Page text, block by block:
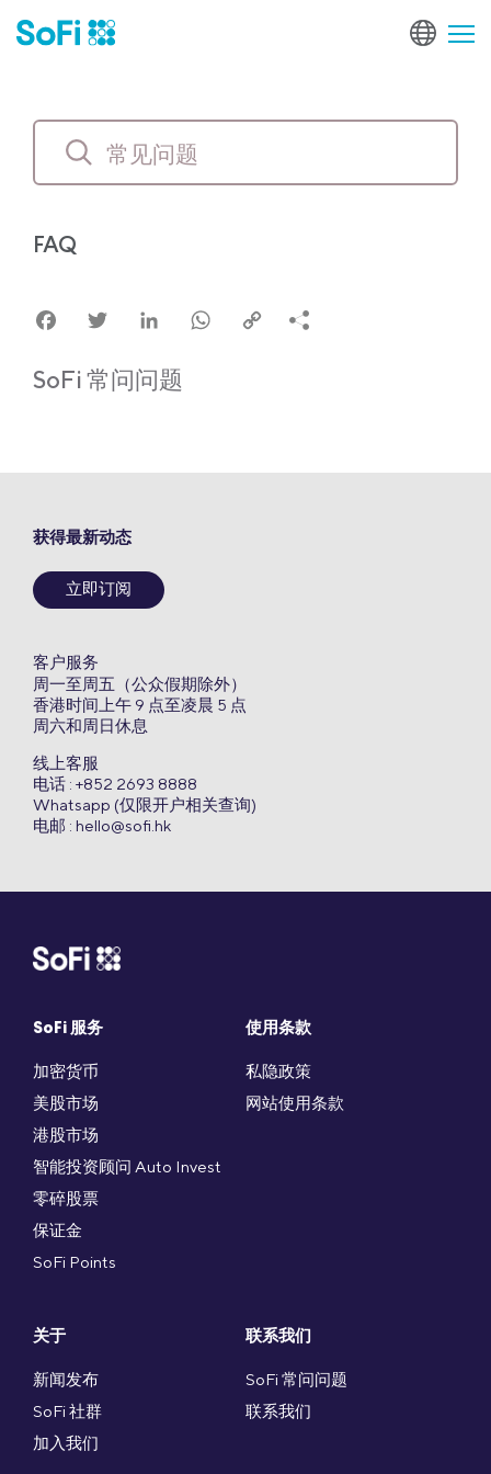
FAQ
FacebookTwitter LinkedInWhatsApp
Copy
SoFi 常问问题
SoFi 服务
加密货币
美股市场
港股市场
智能投资顾问 Auto Invest
零碎股票
保证金
SoFi Points
使用条款
私隐政策
网站使用条款
关于
新闻发布
SoFi 社群
加入我们
联系我们
SoFi 常问问题
联系我们
获得最新动态
立即订阅
客户服务
周一至周五（公众假期除外）
香港时间上午 9 点至凌晨 5 点
周六和周日休息
线上客服
电话 : +852 2693 8888
Whatsapp (仅限开户相关查询)
电邮 : hello@sofi.hk